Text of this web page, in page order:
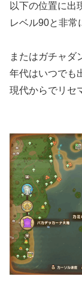
以下の位置に出
レベル90と非常
またはガチャダ
年代はいつでも
現代からでリセ